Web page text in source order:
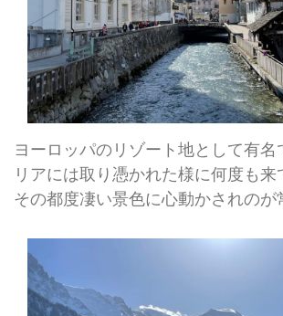
ヨーロッパのリゾート地として有名
リアには取り憑かれた様に何度も来
その都度凄い景色に心動かされのが